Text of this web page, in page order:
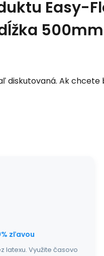
Easy-
diskutovaná. Ak chcete
zľavou
latexu. Využite časovo